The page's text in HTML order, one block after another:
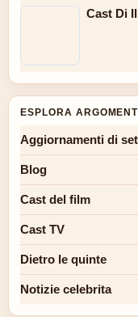
Cast Di
ESPLORA ARGOMENTI
Aggiornamenti di
Blog
Cast del film
Cast TV
Dietro le quinte
Notizie celebrita